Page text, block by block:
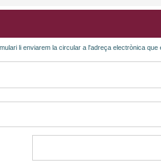
li enviarem la circular a l'adreça electrònica que